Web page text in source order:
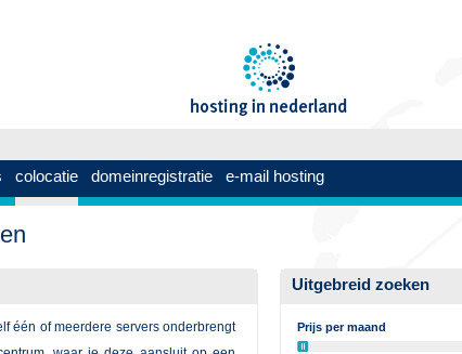
colocatie domeinregistratie e-mail hosting
één of meerdere servers onderbrengt
Uitgebreid zoeken
Prijs per maand